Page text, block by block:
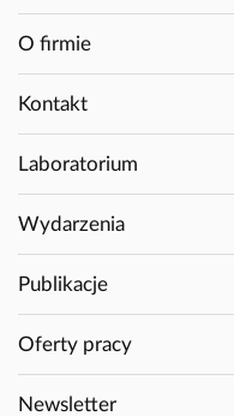
O firmie
Kontakt
Laboratorium
Wydarzenia
Publikacje
Oferty pracy
Newsletter